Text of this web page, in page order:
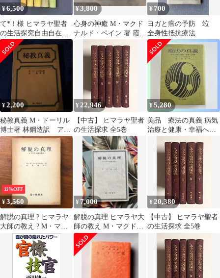
¥6,500
て*！様 ヒマラヤ聖者
の生活探究自由自在へ
の道全5巻 ベアー
ド・Ｔ・スポール
¥3,800
心身の神癒 M・マクド
ナルド・ペイン 著 霞ヶ
¥ 700
ヨガと癌の予防 竝
全身性抵抗療法
¥2,200
秘教真義 M・ドーリル
博士著 林鋼造訳 アリ
スベイリー並木良和
¥ 22,946
【中古】 ヒマラヤ聖者
の生活探求 全5巻
¥5,280
美品 療法の真義 病気
治療と健康・幸福への
著 霞ヶ関書房
11%OFF
¥3,560
解脱の真理 ? ヒマラヤ
大師の教え ? M・マク
ドナルド・ベイン 霞ヶ
関書房 昭和46年10月10
日 発行 ☆瞑想/霊的修
行/ヒマラヤ/精神世界/
宗教哲学/悟り/修行体
¥ 7,000
解脱の真理 ヒマラヤ大
師の教え M・マクドナ
ルド・ベイン 霞ヶ関書
房
¥20,380
【中古】 ヒマラヤ聖者
の生活探求 全5巻